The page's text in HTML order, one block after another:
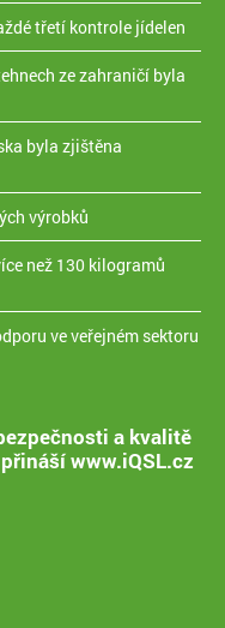
třetí kontrole jídelen
ze zahraničí byla
byla zjištěna
výrobků
než 130 kilogramů
ve veřejném sektoru
a kvalitě
www.iQSL.cz